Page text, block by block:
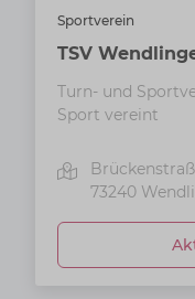
Sportverein
TSV
Turn- und
Sport vereint
73240